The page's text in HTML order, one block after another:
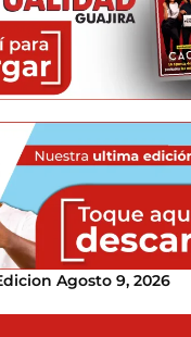
Agosto 9, 2026